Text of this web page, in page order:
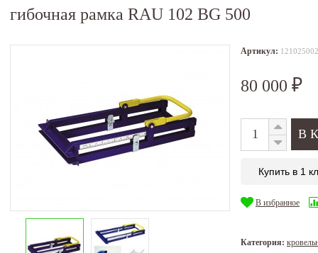
гибочная рамка RAU 102 BG 500
Артикул: 121025002
80 000 ₽
Купить в 1
В избранное
Категория: